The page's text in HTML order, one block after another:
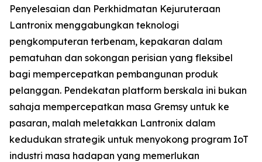
Penyelesaian dan Perkhidmatan Kejuruteraan
Lantronix menggabungkan teknologi
pengkomputeran terbenam, kepakaran dalam
pematuhan dan sokongan perisian yang fleksibel
bagi mempercepatkan pembangunan produk
pelanggan. Pendekatan platform berskala ini bukan
sahaja mempercepatkan masa Gremsy untuk ke
pasaran, malah meletakkan Lantronix dalam
kedudukan strategik untuk menyokong program IoT
industri masa hadapan yang memerlukan